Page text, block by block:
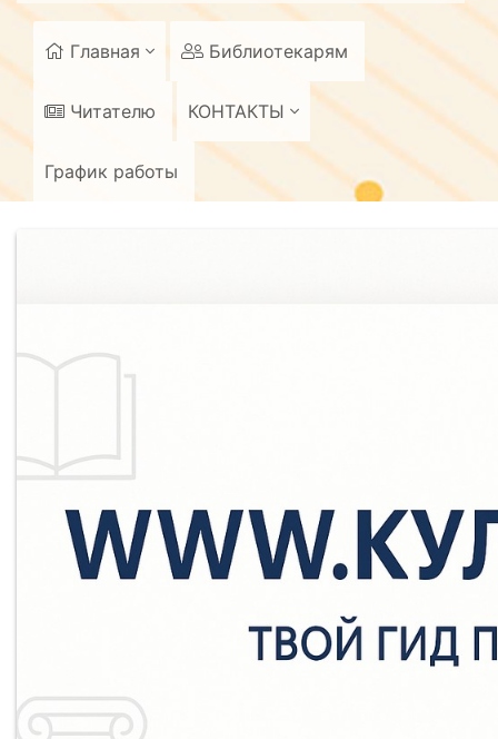
Главная Библиотекарям
Читателю КОНТАКТЫ
График работы